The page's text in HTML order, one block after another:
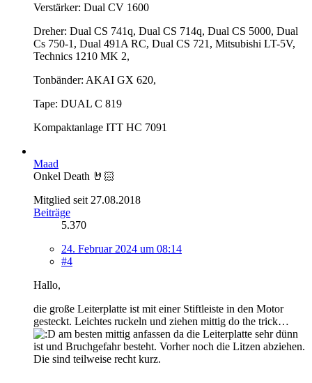
Verstärker: Dual CV 1600
Dreher: Dual CS 741q, Dual CS 714q, Dual CS 5000, Dual
Cs 750-1, Dual 491A RC, Dual CS 721, Mitsubishi LT-5V,
Technics 1210 MK 2,
Tonbänder: AKAI GX 620,
Tape: DUAL C 819
Kompaktanlage ITT HC 7091
Maad
Onkel Death 🤘🏻
Mitglied seit 27.08.2018
Beiträge
5.370
24. Februar 2024 um 08:14
#4
Hallo,
die große Leiterplatte ist mit einer Stiftleiste in den Motor
gesteckt. Leichtes ruckeln und ziehen mittig do the trick…
am besten mittig anfassen da die Leiterplatte sehr dünn
ist und Bruchgefahr besteht. Vorher noch die Litzen abziehen.
Die sind teilweise recht kurz.